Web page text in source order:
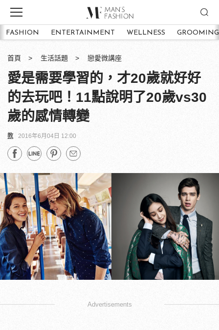
FASHION ENTERTAINMENT WELLNESS GROOMING
首頁 生活話題 戀愛微講座
愛是需要學習的，才20歲就好好
的去玩吧！11點說明了20歲vs30
歲的感情轉變
教 2016年6月04日 12:00
Advertisements